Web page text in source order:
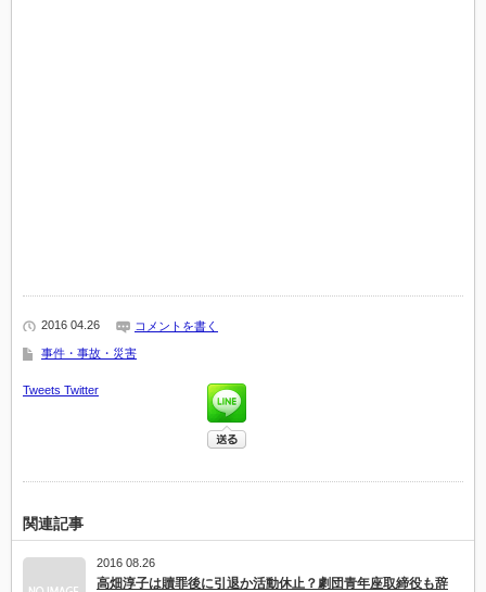
2016 04.26 コメントを書く
事件・事故・災害
Tweets Twitter
関連記事
2016 08.26
高畑淳子は贖罪後に引退か活動休止？劇団青年座取締役も辞